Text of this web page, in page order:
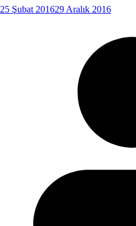
25 Şubat 201629 Aralık 2016